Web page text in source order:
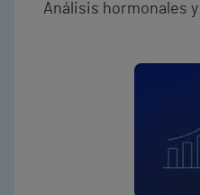
Análisis hormonales